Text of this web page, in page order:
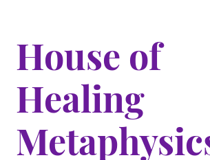
House of
Healing